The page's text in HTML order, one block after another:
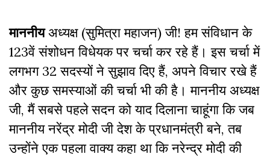
माननीयअध्यक्ष (सुमित्रा महाजन) जी! हम संविधान के
123वें संशोधन विधेयक पर चर्चा कर रहे हैं। इस चर्चा में
लगभग 32 सदस्यों ने सुझाव दिए हैं, अपने विचार रखे हैं
और कुछ समस्याओं की चर्चा भी की है। माननीय अध्यक्ष
जी, मैं सबसे पहले सदन को याद दिलाना चाहूंगा क‍ि जब
माननीय नरेंद्र मोदी जी देश के प्रधानमंत्री बने, तब
उन्होंने एक पहला वाक्य कहा था कि नरेन्द्र मोदी की